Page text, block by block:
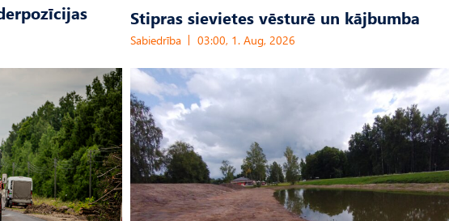
Stipras sievietes vēsturē un kājbumba
Sabiedrība 03:00, 1. Aug, 2026